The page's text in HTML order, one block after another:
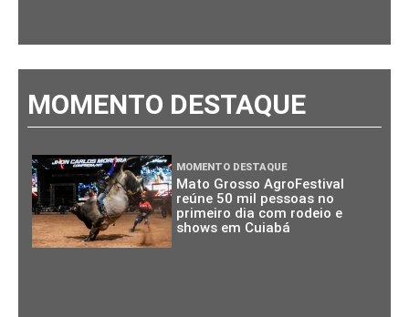
MOMENTO DESTAQUE
MOMENTO DESTAQUE
Mato Grosso AgroFestival
reúne 50 mil pessoas no
primeiro dia com rodeio e
shows em Cuiabá